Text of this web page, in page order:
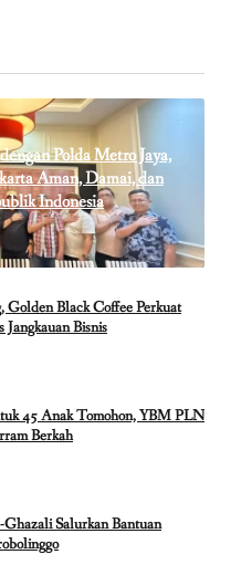
Polda Metro Jaya,
Aman, Damai, dan
Indonesia
Golden Black Coffee Perkuat
Bisnis
45 Anak Tomohon, YBM PLN
Berkah
Salurkan Bantuan